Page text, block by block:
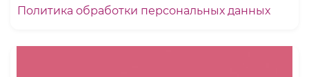
Политика обработки персональных данных